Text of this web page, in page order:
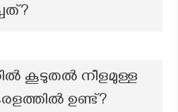
കൂടുതൽ നീളമുള്ള
ഉണ്ട്?